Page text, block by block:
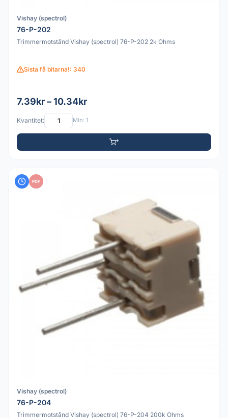
Vishay (spectrol)
76-P-202
Trimmermotstånd Vishay (spectrol) 76-P-202 2k Ohms
Sista få bitarna!: 340
7.39kr – 10.34kr
Kvantitet: Min: 1
PDF
Vishay (spectrol)
76-P-204
Trimmermotstånd Vishay (spectrol) 76-P-204 200k Ohms